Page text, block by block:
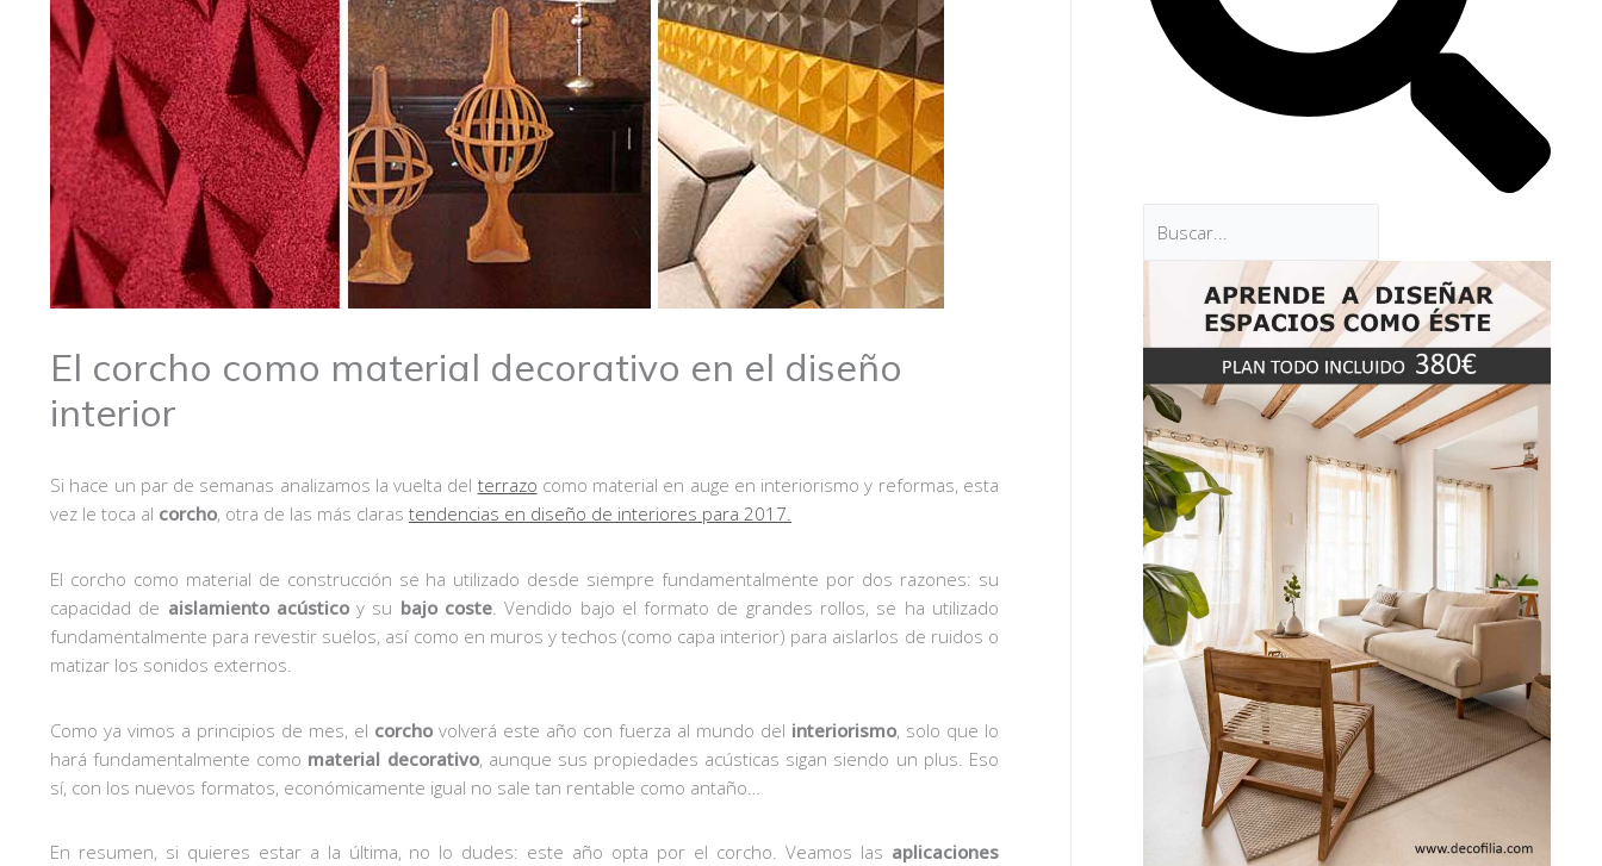
El corcho como material decorativo en el diseño
interior
Si hace un par de semanas analizamos la vuelta del terrazo como material en auge en interiorismo y reformas, esta
vez le toca al corcho, otra de las más claras tendencias en diseño de interiores para 2017.
El corcho como material de construcción se ha utilizado desde siempre fundamentalmente por dos razones: su
capacidad de aislamiento acústicoy su bajo coste . Vendido bajo el formato de grandes rollos, se ha utilizado
fundamentalmente para revestir suelos, así como en muros y techos (como capa interior) para aislarlos de ruidos o
matizar los sonidos externos.
Como ya vimos a principios de mes, el corchovolverá este año con fuerza al mundo del interiorismo, solo que lo
hará fundamentalmente como material decorativo, aunque sus propiedades acústicas sigan siendo un plus. Eso
sí, con los nuevos formatos, económicamente igual no sale tan rentable como antaño…
En resumen, si quieres estar a la última, no lo dudes: este año opta por el corcho. Veamos las aplicaciones